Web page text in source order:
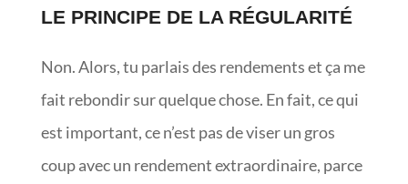
LE PRINCIPE DE LA RÉGULARITÉ
Non. Alors, tu parlais des rendements et ça me
fait rebondir sur quelque chose. En fait, ce qui
est important, ce n’est pas de viser un gros
coup avec un rendement extraordinaire, parce